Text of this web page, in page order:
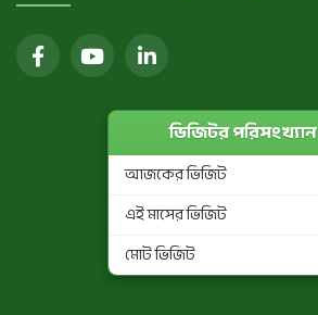
ভিজিটর পরিসংখ্যান
আজকের ভিজিট
এই মাসের ভিজিট
মোট ভিজিট